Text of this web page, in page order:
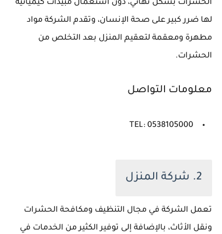
الحشرات بشكل نهائي، دون استعمال مبيدات كيميائية
لها ضرر كبير على صحة الإنسان، وتقدم الشركة مواد
مطهرة ومعقمة لتعقيم المنزل بعد التخلص من
الحشرات.
معلومات التواصل
TEL: 0538105000
2. شركة المنزل
تعمل الشركة في مجال التنظيف ومكافحة الحشرات
ونقل الأثاث، بالإضافة إلى توفير الكثير من الخدمات في